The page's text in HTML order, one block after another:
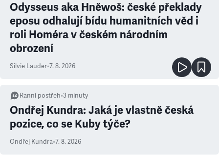
Odysseus aka Hněwoš: české překlady
eposu odhalují bídu humanitních věd i
roli Homéra v českém národním
obrození
Silvie Lauder•7. 8. 2026
Ranní postřeh•3 minuty
Ondřej Kundra: Jaká je vlastně česká
pozice, co se Kuby týče?
Ondřej Kundra•7. 8. 2026